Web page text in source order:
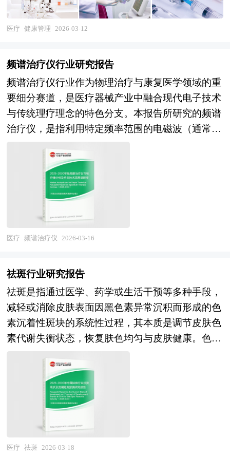
康评估、健康咨询、慢病管理、运动营养管理、心
理健康服务、企业健康管理及数字化健康管理平台
梁纽带。作为大健康产业的核心组成部分，健康管
理行业的发展水平直接关系到疾病防控关口前移的
实现程度、医疗费用的合理控制以及全民健康素养
的提升，是推进健康中国建设和积极应对人口老龄
化国家战略的关键支撑。 当前，我国健康管理产
政策红利释放与商业模式探索并行推进。在市场需
求层面，慢性病患病率持续上升、亚健康人群规模
庞大、健康意识觉醒和消费升级共同驱动健康管理
需求快速增长，但有效支付能力不足、服务标准化
程度低、用户依从性差等问题制约市场成熟；在服
务供给层面，健康体检行业集中度提升，美年健
竞争严重，检后健康管理服务薄弱；慢病管理领
域，互联网医疗平台、医药企业、保险公司等多方
入局，但可持续商业模式尚未跑通，医疗属性与消
费属性的平衡困难；企业健康管理市场逐步启动，
但雇主付费意愿和员工参与度有待提升。在技术应
评估等技术广泛应用，但数据孤岛现象严重，多源
数据整合分析和个性化干预方案生成能力有限，数
字化工具与线下服务的融合深度不足。与此同时，
行业面临专业人才短缺（健康管理师、营养师、心
理咨询师等）、服务质量参差不齐、数据安全与隐
私保护合规压力、与医疗服务体系衔接不畅等深层
医疗 健康管理 2026-03-12
频谱治疗仪行业研究报告
频谱治疗仪行业作为物理治疗与康复医学领域的重
要细分赛道，是医疗器械产业中融合现代电子技术
与传统理疗理念的特色分支。本报告所研究的频谱
治疗仪，是指利用特定频率范围的电磁波（通常涵
非热生物效应，通过改善局部血液循环、促进组织
代谢及调节免疫功能等机制，达到消炎镇痛、伤口
愈合及慢性病辅助治疗目的的二类或三类医疗器
械。该行业横跨生物医学工程、电磁场理论、材料
科学及临床医学等多个学科领域，具有技术门槛中
等、产品迭代相对稳健、临床验证周期长、监管分
性疼痛管理需求上升以及患者对非药物干预手段接
步向家庭场景渗透，其应用场景正从术后康复、运
动损伤向慢病管理、健康养护等日常保健领域延
伸，产业边界持续拓展并与智慧健康、居家养老等
新兴业态深度融合。 当前中国频谱治疗仪产业正
处于从"粗放增长"向"规范发展"转型、从"单一功
能"向"智能集成"升级的关键调整期。经过多年市
场培育，国内已形成覆盖家用便携式、医用专业型
及专科定制型的产品体系，本土品牌在性价比与渠
道下沉方面具备优势，部分企业在核心辐射元件、
温度精准控制及人机交互体验等维度实现技术改
进。展望"十五五"时期，中国频谱治疗仪行业将迎
医疗 频谱治疗仪 2026-03-16
祛斑行业研究报告
祛斑是指通过医学、药学或生活干预等多种手段，
减轻或消除皮肤表面因黑色素异常沉积而形成的色
素沉着性斑块的系统性过程，其本质是调节皮肤色
素代谢失衡状态，恢复肤色均匀与皮肤健康。色斑
感性、紫外线长期照射、内分泌波动、氧化应激以
及皮肤屏障功能受损等，这些因素共同导致黑色素
细胞活性增强或黑色素合成、转运、分布过程紊
乱，进而在面部或其他暴露部位出现边界清晰、颜
色深浅不一的斑片或斑点。 祛斑并非简单的表象
去除，而是一个涵盖预防、治疗与长期管理的综合
医疗 祛斑 2026-03-18